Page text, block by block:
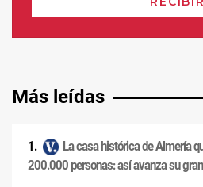
Más leídas
La casa histórica de Almería
200.000 personas: así avanza su